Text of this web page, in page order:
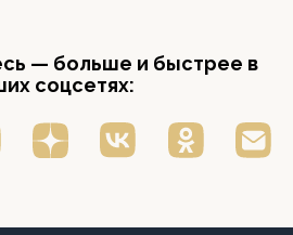
— больше и быстрее в
соцсетях: